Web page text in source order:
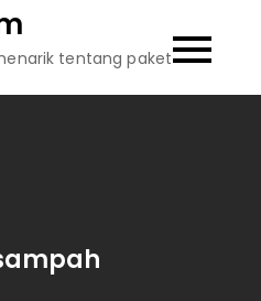
tentang paket